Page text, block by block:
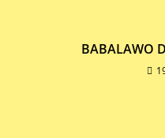
BABALAWO